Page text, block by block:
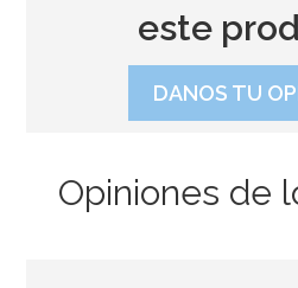
este
DANOS TU
Opiniones de